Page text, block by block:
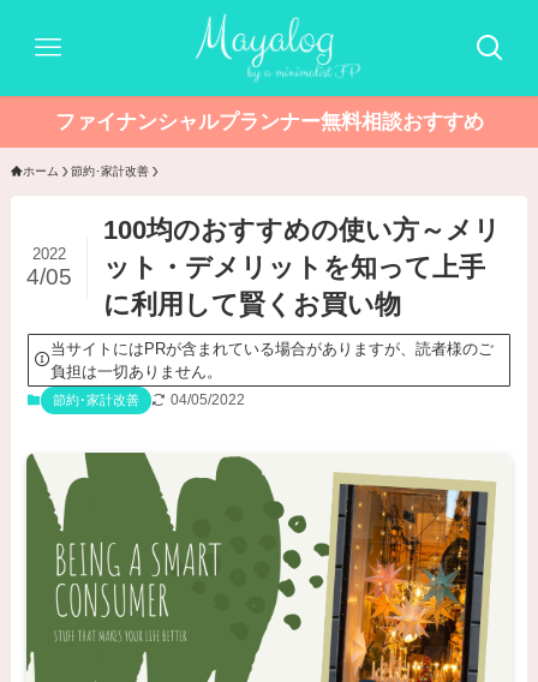
ファイナンシャルプランナー無料相談おすすめ
ホーム 節約･家計改善
100均のおすすめの使い方～メリ
ット・デメリットを知って上手
に利用して賢くお買い物
2022
4/05
当サイトにはPRが含まれている場合がありますが、読者様のご
負担は一切ありません。
節約･家計改善 04/05/2022